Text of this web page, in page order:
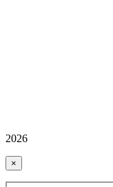
2026
×